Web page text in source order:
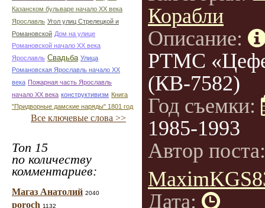
Казанском бульваре начало ХХ века
Ярославль Угол улиц Стрелецкой и
Романовской Дом на улице
Романовской начало ХХ века
Ярославль Свадьба Улица
Романовская Ярославль начало ХХ
века Пожарная часть Ярославль
начало ХХ века конструктивизм Книга
"Придворные дамские наряды" 1801 год
Все ключевые слова >>
Топ 15
по количеству
комментариев:
Магаз Анатолий 2040
poroch 1132
Корабли
Описание:
РТМС
(КВ-7582)
Год съемки:
1985-1993
Автор
Дата: